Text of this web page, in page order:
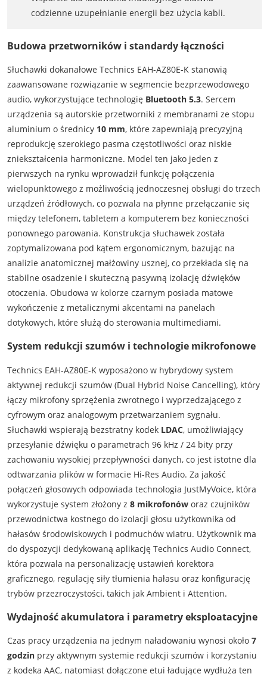
codzienne uzupełnianie energii bez użycia kabli.
Budowa przetworników i standardy łączności
Słuchawki dokanałowe Technics EAH-AZ80E-K stanowią
zaawansowane rozwiązanie w segmencie bezprzewodowego
audio, wykorzystujące technologię Bluetooth 5.3. Sercem
urządzenia są autorskie przetworniki z membranami ze stopu
aluminium o średnicy 10 mm, które zapewniają precyzyjną
reprodukcję szerokiego pasma częstotliwości oraz niskie
zniekształcenia harmoniczne. Model ten jako jeden z
pierwszych na rynku wprowadził funkcję połączenia
wielopunktowego z możliwością jednoczesnej obsługi do trzech
urządzeń źródłowych, co pozwala na płynne przełączanie się
między telefonem, tabletem a komputerem bez konieczności
ponownego parowania. Konstrukcja słuchawek została
zoptymalizowana pod kątem ergonomicznym, bazując na
analizie anatomicznej małżowiny usznej, co przekłada się na
stabilne osadzenie i skuteczną pasywną izolację dźwięków
otoczenia. Obudowa w kolorze czarnym posiada matowe
wykończenie z metalicznymi akcentami na panelach
dotykowych, które służą do sterowania multimediami.
System redukcji szumów i technologie mikrofonowe
Technics EAH-AZ80E-K wyposażono w hybrydowy system
aktywnej redukcji szumów (Dual Hybrid Noise Cancelling), który
łączy mikrofony sprzężenia zwrotnego i wyprzedzającego z
cyfrowym oraz analogowym przetwarzaniem sygnału.
Słuchawki wspierają bezstratny kodek LDAC, umożliwiający
przesyłanie dźwięku o parametrach 96 kHz / 24 bity przy
zachowaniu wysokiej przepływności danych, co jest istotne dla
odtwarzania plików w formacie Hi-Res Audio. Za jakość
połączeń głosowych odpowiada technologia JustMyVoice, która
wykorzystuje system złożony z 8 mikrofonóworaz czujników
przewodnictwa kostnego do izolacji głosu użytkownika od
hałasów środowiskowych i podmuchów wiatru. Użytkownik ma
do dyspozycji dedykowaną aplikację Technics Audio Connect,
która pozwala na personalizację ustawień korektora
graficznego, regulację siły tłumienia hałasu oraz konfigurację
trybów przezroczystości, takich jak Ambient i Attention.
Wydajność akumulatora i parametry eksploatacyjne
Czas pracy urządzenia na jednym naładowaniu wynosi około 7
godzinprzy aktywnym systemie redukcji szumów i korzystaniu
z kodeka AAC, natomiast dołączone etui ładujące wydłuża ten